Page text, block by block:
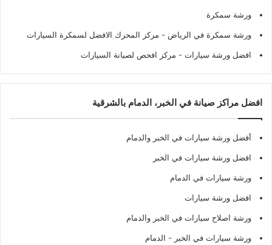
ورشة سمكرة
ورشة سمكرة في الرياض - مركز المحرك الافضل لسمكرة السيارات
افضل ورشة سيارات - مركز افحص لصيانة السيارات
افضل مراكز صيانة في الخبر، الدمام بالشرقية
أفضل ورشة سيارات في الخبر والدمام
افضل ورشة سيارات في الخبر
ورشة سيارات في الدمام
افضل ورشة سيارات
ورشة اصلاح سيارات في الخبر والدمام
ورشة سيارات في الخبر - الدمام